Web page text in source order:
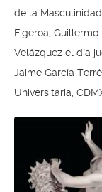
de la
Figeroa,
Velázquez el día
Jaime García
Universitaria,